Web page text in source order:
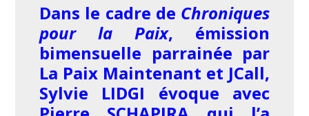
Dans le cadre de Chroniques
pour la Paix, émission
bimensuelle parrainée par
La Paix Maintenant et JCall,
Sylvie LIDGI évoque avec